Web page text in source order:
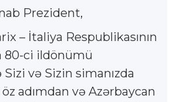
Prezident,
– İtaliya Respublikasının
80-ci ildönümü
və Sizin simanızda
öz adımdan və Azərbaycan